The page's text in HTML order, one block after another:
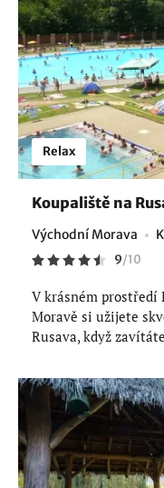
Relax
Koupaliště na
Východní Morava
9/10
V krásném prostředí
Moravě si užijete
Rusava, když